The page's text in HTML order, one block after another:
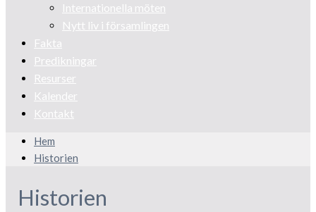
Internationella möten
Nytt liv i församlingen
Fakta
Predikningar
Resurser
Kalender
Kontakt
Hem
Historien
Historien